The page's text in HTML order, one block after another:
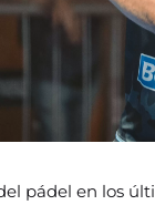
pádel en los